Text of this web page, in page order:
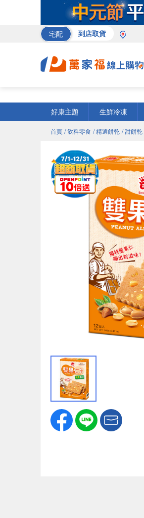
宅配 到店取貨
好康主題
生鮮冷凍
首頁 / 飲料零食 / 精選餅乾 / 甜餅乾